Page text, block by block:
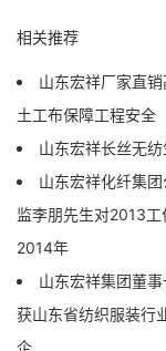
相关推荐
山东宏祥厂家直
土工布保障工程安全
山东宏祥长丝无
山东宏祥化纤集
监李朋先生对2013工
2014年
山东宏祥集团董
获山东省纺织服装行
企